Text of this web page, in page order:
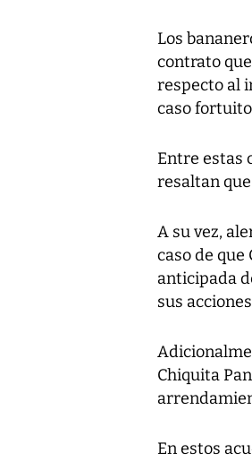
Los
contrato
respecto al
caso
Entre estas
resaltan
A su vez,
caso de
anticipada
sus
Chiquita
En estos